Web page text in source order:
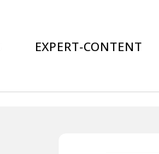
EXPERT-CONTENT